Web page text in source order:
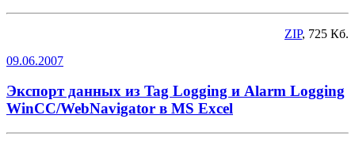
ZIP, 725 Кб.
09.06.2007
Экспорт данных из Tag Logging и Alarm Logging
WinCC/WebNavigator в MS Excel